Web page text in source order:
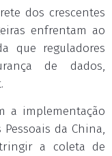
dos crescentes
enfrentam ao
que reguladores
de dados,
a implementação
da China,
a coleta de